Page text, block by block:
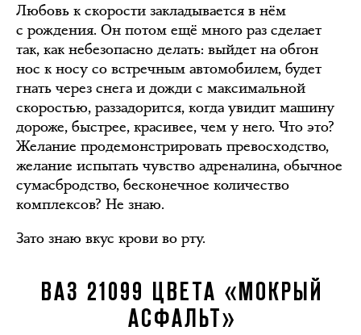
Любовь к скорости закладывается в нём
с рождения. Он потом ещё много раз сделает
так, как небезопасно делать: выйдет на обгон
нос к носу со встречным автомобилем, будет
гнать через снега и дожди с максимальной
скоростью, раззадорится, когда увидит машину
дороже, быстрее, красивее, чем у него. Что это?
Желание продемонстрировать превосходство,
желание испытать чувство адреналина, обычное
сумасбродство, бесконечное количество
комплексов? Не знаю.
Зато знаю вкус крови во рту.
ВАЗ 21099 ЦВЕТА «МОКРЫЙ
АСФАЛЬТ»